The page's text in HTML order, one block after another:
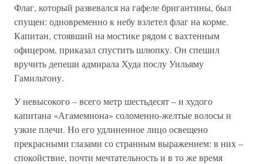
Флаг, который развевался на гафеле бригантины, был
спущен: одновременно к небу взлетел флаг на корме.
Капитан, стоявший на мостике рядом с вахтенным
офицером, приказал спустить шлюпку. Он спешил
вручить депеши адмирала Худа послу Уильяму
Гамильтону.
У невысокого – всего метр шестьдесят – и худого
капитана «Агамемнона» соломенно-желтые волосы и
узкие плечи. Но его удлиненное лицо освещено
прекрасными глазами со странным выражением: в них –
спокойствие, почти мечтательность и в то же время